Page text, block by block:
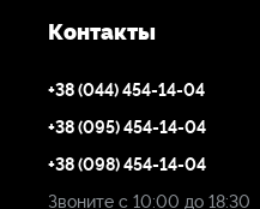
Контакты
+38 (044) 454-14-04
+38 (095) 454-14-04
+38 (098) 454-14-04
Звоните с 10:00 до 18:30